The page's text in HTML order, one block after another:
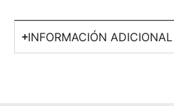
INFORMACIÓN ADICIONAL